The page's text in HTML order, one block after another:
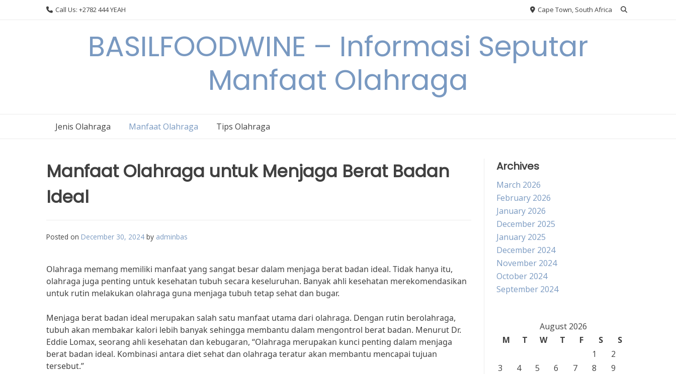
Call Us: +2782 444 YEAH Cape Town, South Africa
BASILFOODWINE – Informasi Seputar
Manfaat Olahraga
Jenis Olahraga Manfaat Olahraga Tips Olahraga
Manfaat Olahraga untuk Menjaga Berat Badan
Ideal
Posted on December 30, 2024 by adminbas
Olahraga memang memiliki manfaat yang sangat besar dalam menjaga berat badan ideal. Tidak hanya itu,
olahraga juga penting untuk kesehatan tubuh secara keseluruhan. Banyak ahli kesehatan merekomendasikan
untuk rutin melakukan olahraga guna menjaga tubuh tetap sehat dan bugar.
Menjaga berat badan ideal merupakan salah satu manfaat utama dari olahraga. Dengan rutin berolahraga,
tubuh akan membakar kalori lebih banyak sehingga membantu dalam mengontrol berat badan. Menurut Dr.
Eddie Lomax, seorang ahli kesehatan dan kebugaran, “Olahraga merupakan kunci penting dalam menjaga
berat badan ideal. Kombinasi antara diet sehat dan olahraga teratur akan membantu mencapai tujuan
tersebut.”
Archives
March 2026
February 2026
January 2026
December 2025
January 2025
December 2024
November 2024
October 2024
September 2024
August 2026
M
T W T F S
S
1
2
3
4 5 6 7 8
9